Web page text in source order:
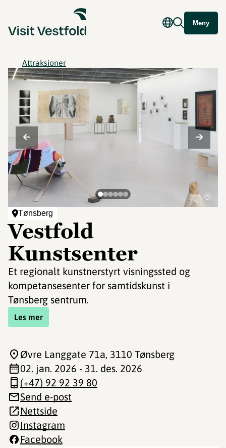
Meny
Attraksjoner
Tønsberg
Vestfold
Kunstsenter
Et regionalt kunstnerstyrt visningssted og
kompetansesenter for samtidskunst i
Tønsberg sentrum.
Les mer
©
Øvre Langgate 71a, 3110 Tønsberg
02. jan. 2026 - 31. des. 2026
(+47) 92 92 39 80
Send e-post
Nettside
Instagram
Facebook